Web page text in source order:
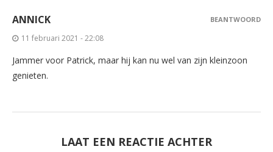
ANNICK
11 februari 2021 - 22:08
Jammer voor Patrick, maar hij kan nu wel van zijn kleinzoon
genieten.
BEANTWOORD
LAAT EEN REACTIE ACHTER